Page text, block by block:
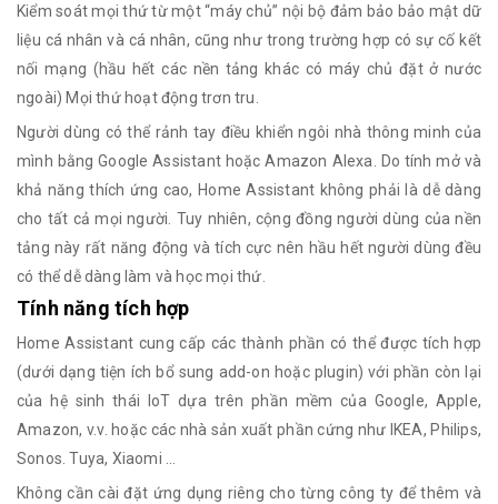
Kiểm soát mọi thứ từ một “máy chủ” nội bộ đảm bảo bảo mật dữ
liệu cá nhân và cá nhân, cũng như trong trường hợp có sự cố kết
nối mạng (hầu hết các nền tảng khác có máy chủ đặt ở nước
ngoài) Mọi thứ hoạt động trơn tru.
Người dùng có thể rảnh tay điều khiển ngôi nhà thông minh của
mình bằng Google Assistant hoặc Amazon Alexa. Do tính mở và
khả năng thích ứng cao, Home Assistant không phải là dễ dàng
cho tất cả mọi người. Tuy nhiên, cộng đồng người dùng của nền
tảng này rất năng động và tích cực nên hầu hết người dùng đều
có thể dễ dàng làm và học mọi thứ.
Tính năng tích hợp
Home Assistant cung cấp các thành phần có thể được tích hợp
(dưới dạng tiện ích bổ sung add-on hoặc plugin) với phần còn lại
của hệ sinh thái IoT dựa trên phần mềm của Google, Apple,
Amazon, v.v. hoặc các nhà sản xuất phần cứng như IKEA, Philips,
Sonos. Tuya, Xiaomi …
Không cần cài đặt ứng dụng riêng cho từng công ty để thêm và